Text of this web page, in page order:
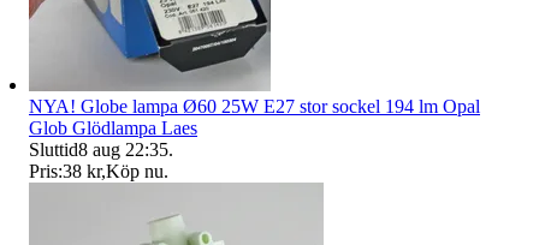
NYA! Globe lampa Ø60 25W E27 stor sockel 194 lm Opal
Glob Glödlampa Laes
Sluttid8 aug 22:35.
Pris:38 kr,Köp nu.